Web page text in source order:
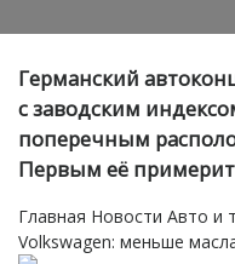
Германский
с заводским
поперечным
Первым её примерит
Главная Новости Авто и
Volkswagen: меньше